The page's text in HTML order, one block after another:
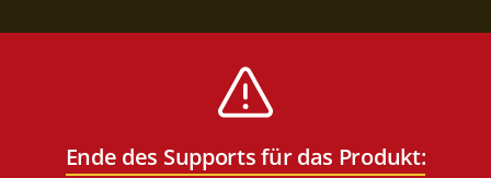
Ende des Supports für das Produkt: